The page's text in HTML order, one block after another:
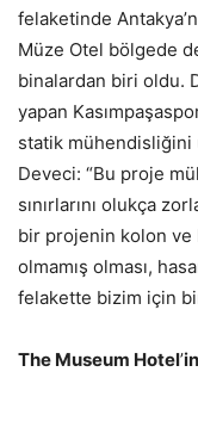
felaketinde
Müze Otel bölgede
binalardan biri oldu.
yapan
statik mühendisliğini
Deveci: “Bu proje
sınırlarını olukça
bir projenin kolon
olmamış olması,
felakette bizim için
The Museum Hotel’